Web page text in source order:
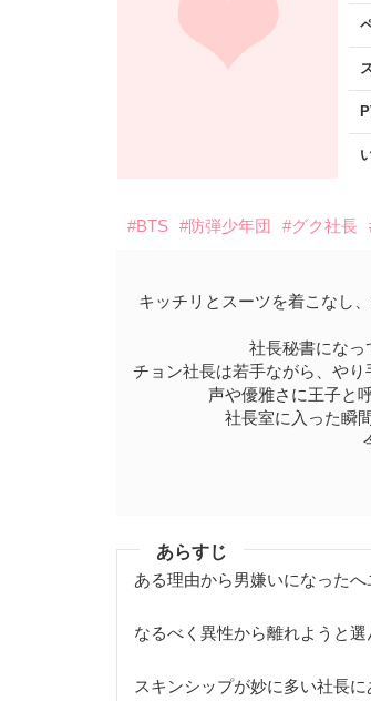
#BTS #防弾少年団 #グク社長
キッチリとスーツを着こなし
社長秘書にな
チョン社長は若手ながら、や
声や優雅さに王子と
社長室に入った瞬
あらすじ
ある理由から男嫌いになったへ
なるべく異性から離れようと
スキンシップが妙に多い社長